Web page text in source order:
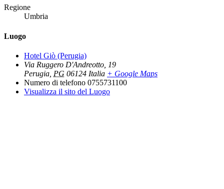
Regione
Umbria
Luogo
Hotel Giò (Perugia)
Via Ruggero D'Andreotto, 19
Perugia PG 06124 Italia + Google Maps
Numero di telefono 0755731100
Visualizza il sito del Luogo